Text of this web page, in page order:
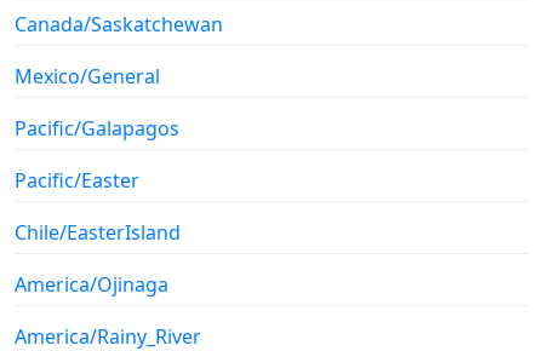
Canada/Saskatchewan
Mexico/General
Pacific/Galapagos
Pacific/Easter
Chile/EasterIsland
America/Ojinaga
America/Rainy_River